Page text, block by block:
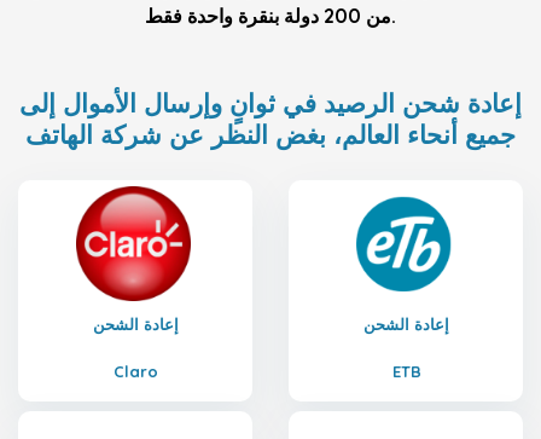
من 200 دولة بنقرة واحدة فقط.
إعادة شحن الرصيد في ثوانٍ وإرسال الأموال إلى
جميع أنحاء العالم، بغض النظر عن شركة الهاتف
إعادة الشحن
Claro
إعادة الشحن
ETB